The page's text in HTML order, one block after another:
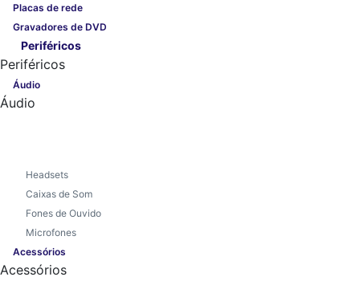
Placas de rede
Gravadores de DVD
Periféricos
Periféricos
Áudio
Áudio
Headsets
Caixas de Som
Fones de Ouvido
Microfones
Acessórios
Acessórios